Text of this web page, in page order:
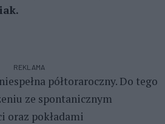
REKLAMA
półtoraroczny. Do tego
ze spontanicznym
oraz pokładami